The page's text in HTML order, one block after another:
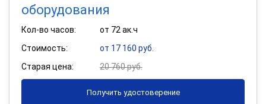
оборудования
Кол-во часов:
от 72 ак.ч
Стоимость:
от 17 160 руб.
Старая цена:
20 760 руб.
Получить удостоверение